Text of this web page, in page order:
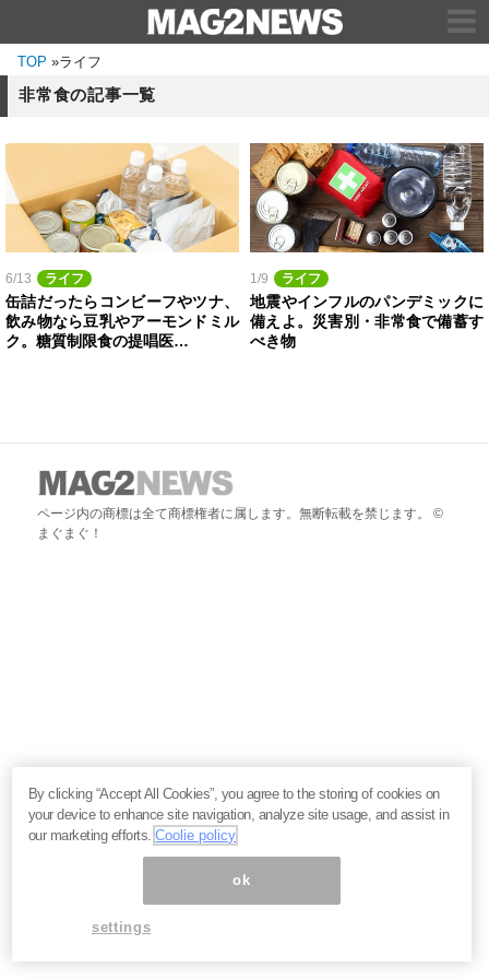
TOP »ライフ
非常食の記事一覧
6/13 ライフ
缶詰だったらコンビーフやツナ、
飲み物なら豆乳やアーモンドミル
ク。糖質制限食の提唱医…
1/9 ライフ
地震やインフルのパンデミックに
備えよ。災害別・非常食で備蓄す
べき物
ページ内の商標は全て商標権者に属します。無断転載を禁じます。 ©
まぐまぐ！
By clicking “Accept All Cookies”, you agree to the storing of cookies on
your device to enhance site navigation, analyze site usage, and assist in
our marketing efforts.Coolie policy
ok
settings